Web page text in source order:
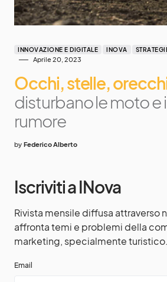
INNOVAZIONE E DIGITALE INOVA
Aprile 20, 2023
Occhi, stelle,
disturbano le moto e
rumore
by Federico Alberto
Iscriviti a INova
Rivista mensile diffusa attraverso
affronta temi e problemi della
marketing, specialmente turistico.
Email